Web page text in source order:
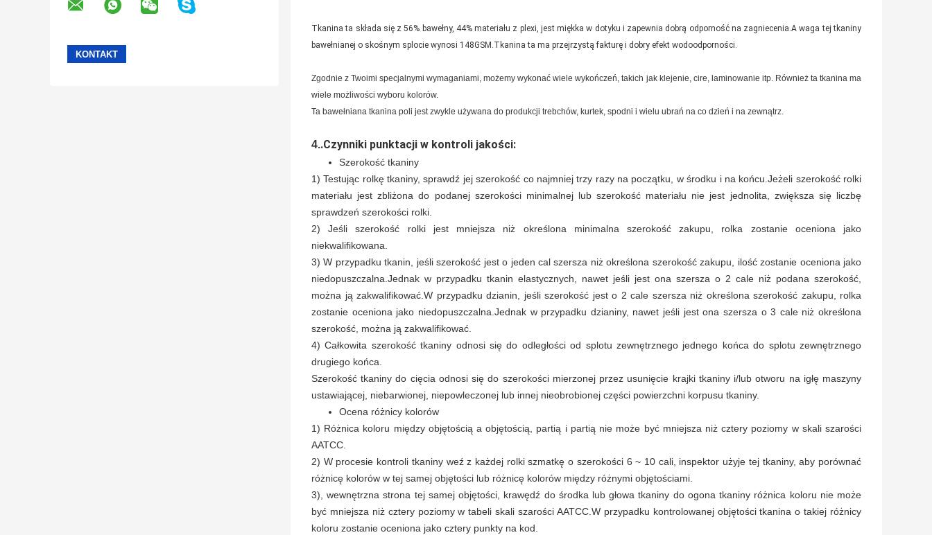
Tkanina ta składa się z 56% bawełny, 44% materiału z plexi, jest miękka w dotyku i zapewnia dobrą odporność na zagniecenia.A waga tej tkaniny
bawełnianej o skośnym splocie wynosi 148GSM.Tkanina ta ma przejrzystą fakturę i dobry efekt wodoodporności.
Zgodnie z Twoimi specjalnymi wymaganiami, możemy wykonać wiele wykończeń, takich jak klejenie, cire, laminowanie itp. Również ta tkanina ma
wiele możliwości wyboru kolorów.
Ta bawełniana tkanina poli jest zwykle używana do produkcji trebchów, kurtek, spodni i wielu ubrań na co dzień i na zewnątrz.
4..Czynniki punktacji w kontroli jakości:
Szerokość tkaniny
1) Testując rolkę tkaniny, sprawdź jej szerokość co najmniej trzy razy na początku, w środku i na końcu.Jeżeli szerokość rolki
materiału jest zbliżona do podanej szerokości minimalnej lub szerokość materiału nie jest jednolita, zwiększa się liczbę
sprawdzeń szerokości rolki.
2) Jeśli szerokość rolki jest mniejsza niż określona minimalna szerokość zakupu, rolka zostanie oceniona jako
niekwalifikowana.
3) W przypadku tkanin, jeśli szerokość jest o jeden cal szersza niż określona szerokość zakupu, ilość zostanie oceniona jako
niedopuszczalna.Jednak w przypadku tkanin elastycznych, nawet jeśli jest ona szersza o 2 cale niż podana szerokość,
można ją zakwalifikować.W przypadku dzianin, jeśli szerokość jest o 2 cale szersza niż określona szerokość zakupu, rolka
zostanie oceniona jako niedopuszczalna.Jednak w przypadku dzianiny, nawet jeśli jest ona szersza o 3 cale niż określona
szerokość, można ją zakwalifikować.
4) Całkowita szerokość tkaniny odnosi się do odległości od splotu zewnętrznego jednego końca do splotu zewnętrznego
drugiego końca.
Szerokość tkaniny do cięcia odnosi się do szerokości mierzonej przez usunięcie krajki tkaniny i/lub otworu na igłę maszyny
ustawiającej, niebarwionej, niepowleczonej lub innej nieobrobionej części powierzchni korpusu tkaniny.
Ocena różnicy kolorów
1) Różnica koloru między objętością a objętością, partią i partią nie może być mniejsza niż cztery poziomy w skali szarości
AATCC.
2) W procesie kontroli tkaniny weź z każdej rolki szmatkę o szerokości 6 ~ 10 cali, inspektor użyje tej tkaniny, aby porównać
różnicę kolorów w tej samej objętości lub różnicę kolorów między różnymi objętościami.
3), wewnętrzna strona tej samej objętości, krawędź do środka lub głowa tkaniny do ogona tkaniny różnica koloru nie może
być mniejsza niż cztery poziomy w tabeli skali szarości AATCC.W przypadku kontrolowanej objętości tkanina o takiej różnicy
koloru zostanie oceniona jako cztery punkty na kod.